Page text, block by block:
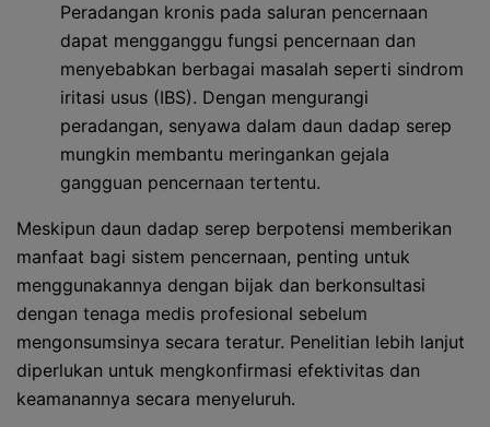
Peradangan kronis pada saluran pencernaan
dapat mengganggu fungsi pencernaan dan
menyebabkan berbagai masalah seperti sindrom
iritasi usus (IBS). Dengan mengurangi
peradangan, senyawa dalam daun dadap serep
mungkin membantu meringankan gejala
gangguan pencernaan tertentu.
Meskipun daun dadap serep berpotensi memberikan
manfaat bagi sistem pencernaan, penting untuk
menggunakannya dengan bijak dan berkonsultasi
dengan tenaga medis profesional sebelum
mengonsumsinya secara teratur. Penelitian lebih lanjut
diperlukan untuk mengkonfirmasi efektivitas dan
keamanannya secara menyeluruh.